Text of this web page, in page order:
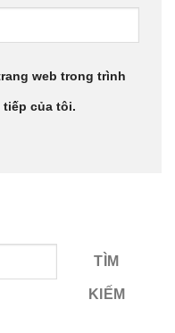
web trong trình
của tôi.
TÌM
KIẾM